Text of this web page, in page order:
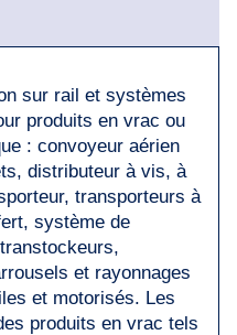
sur rail et systèmes
produits en vrac ou
: convoyeur aérien
distributeur à vis, à
transporteurs à
système de
et rayonnages
et motorisés. Les
produits en vrac tels